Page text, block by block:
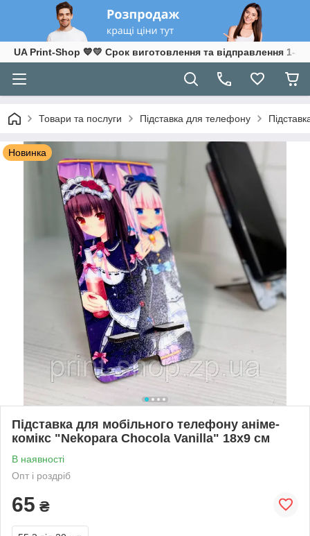
UA Print-Shop ​💙💛 Срок виготовлення та відправлення 1-3
Товари та послуги Підставка для телефону
Новинка
Підставка для мобільного телефону аніме-
комікс "Nekopara Chocola Vanilla" 18х9 см
В наявності
Опт і роздріб
65 ₴